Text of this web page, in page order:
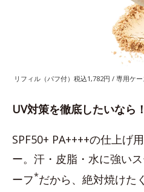
リフィル（パフ付）税込1,782円 / 専用ケ
UV対策を徹底したいなら
SPF50+ PA++++の仕上げ
ー。汗・皮脂・水に強い
ーフ*だから、絶対焼けた